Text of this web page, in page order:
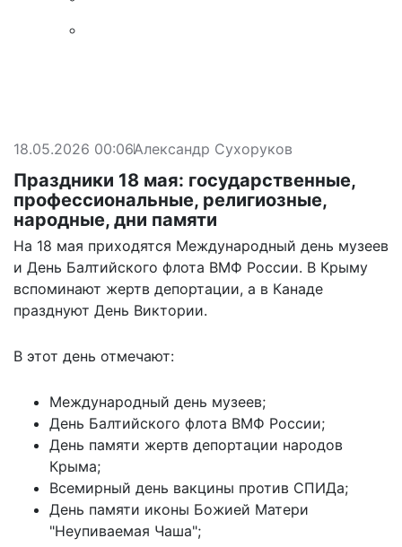
18.05.2026 00:06Александр Сухоруков
Праздники 18 мая: государственные,
профессиональные, религиозные,
народные, дни памяти
На 18 мая приходятся Международный день музеев
и День Балтийского флота ВМФ России. В Крыму
вспоминают жертв депортации, а в Канаде
празднуют День Виктории.
В этот день отмечают:
Международный день музеев;
День Балтийского флота ВМФ России;
День памяти жертв депортации народов
Крыма;
Всемирный день вакцины против СПИДа;
День памяти иконы Божией Матери
"Неупиваемая Чаша";